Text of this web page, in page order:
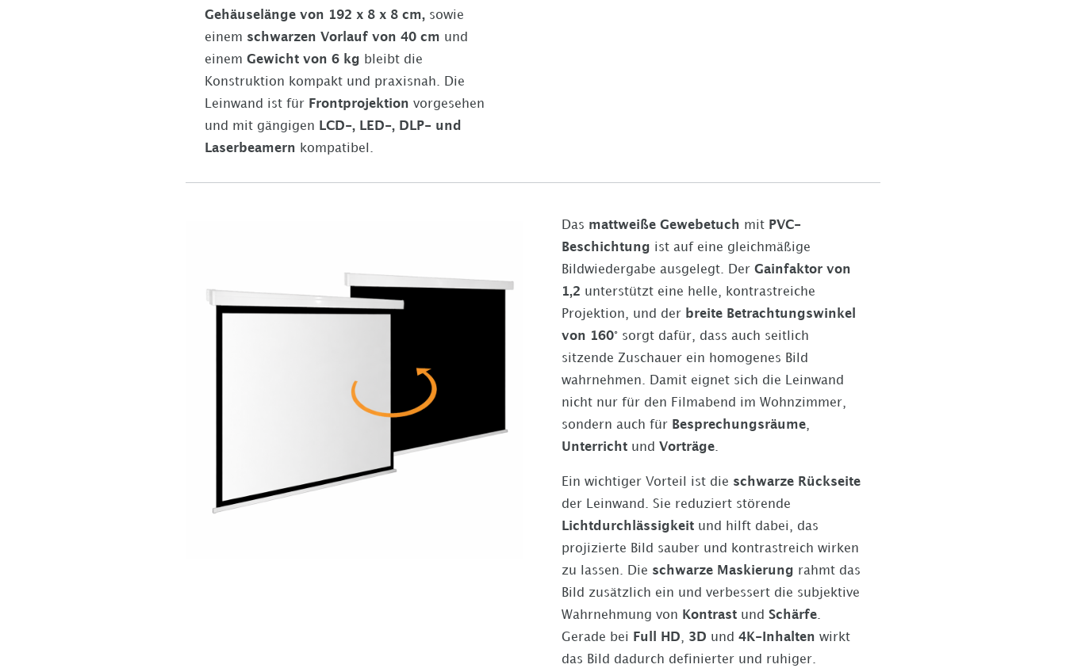
Gehäuselänge von 192 x 8 x 8 cm, sowie
einem schwarzen Vorlauf von 40 cm und
einem Gewicht von 6 kg bleibt die
Konstruktion kompakt und praxisnah. Die
Leinwand ist für Frontprojektion vorgesehen
und mit gängigen LCD-, LED-, DLP- und
Laserbeamern kompatibel.
Das mattweiße Gewebetuch mit PVC-
Beschichtung ist auf eine gleichmäßige
Bildwiedergabe ausgelegt. Der Gainfaktor von
1,2 unterstützt eine helle, kontrastreiche
Projektion, und der breite Betrachtungswinkel
von 160° sorgt dafür, dass auch seitlich
sitzende Zuschauer ein homogenes Bild
wahrnehmen. Damit eignet sich die Leinwand
nicht nur für den Filmabend im Wohnzimmer,
sondern auch für Besprechungsräume,
Unterricht und Vorträge.
Ein wichtiger Vorteil ist die schwarze Rückseite
der Leinwand. Sie reduziert störende
Lichtdurchlässigkeit und hilft dabei, das
projizierte Bild sauber und kontrastreich wirken
zu lassen. Die schwarze Maskierung rahmt das
Bild zusätzlich ein und verbessert die subjektive
Wahrnehmung von
Kontrast und Schärfe.
Gerade bei
Full HD, 3D und 4K-Inhalten wirkt
das Bild dadurch definierter und ruhiger.